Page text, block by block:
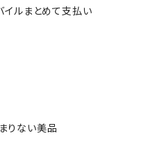
イルまとめて支払い
りない美品